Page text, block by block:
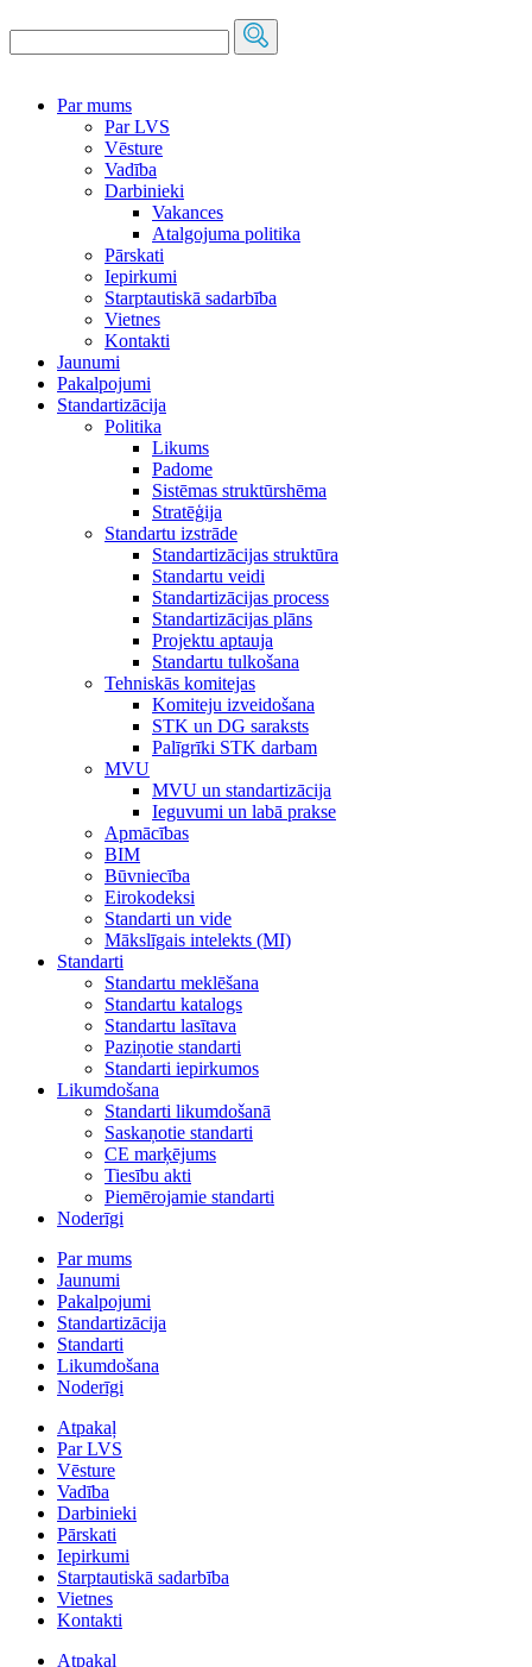
Par mums
Par LVS
Vēsture
Vadība
Darbinieki
Vakances
Atalgojuma politika
Pārskati
Iepirkumi
Starptautiskā sadarbība
Vietnes
Kontakti
Jaunumi
Pakalpojumi
Standartizācija
Politika
Likums
Padome
Sistēmas struktūrshēma
Stratēģija
Standartu izstrāde
Standartizācijas struktūra
Standartu veidi
Standartizācijas process
Standartizācijas plāns
Projektu aptauja
Standartu tulkošana
Tehniskās komitejas
Komiteju izveidošana
STK un DG saraksts
Palīgrīki STK darbam
MVU
MVU un standartizācija
Ieguvumi un labā prakse
Apmācības
BIM
Būvniecība
Eirokodeksi
Standarti un vide
Mākslīgais intelekts (MI)
Standarti
Standartu meklēšana
Standartu katalogs
Standartu lasītava
Paziņotie standarti
Standarti iepirkumos
Likumdošana
Standarti likumdošanā
Saskaņotie standarti
CE marķējums
Tiesību akti
Piemērojamie standarti
Noderīgi
Par mums
Jaunumi
Pakalpojumi
Standartizācija
Standarti
Likumdošana
Noderīgi
Atpakaļ
Par LVS
Vēsture
Vadība
Darbinieki
Pārskati
Iepirkumi
Starptautiskā sadarbība
Vietnes
Kontakti
Atpakaļ